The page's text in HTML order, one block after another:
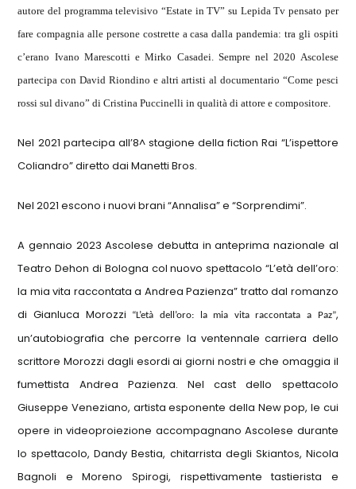
autore del programma televisivo “Estate in TV” su Lepida Tv pensato per
fare compagnia alle persone costrette a casa dalla pandemia: tra gli ospiti
c’erano Ivano Marescotti e Mirko Casadei. Sempre nel 2020 Ascolese
partecipa con David Riondino e altri artisti al documentario “Come pesci
rossi sul divano” di Cristina Puccinelli in qualità di attore e compositore.
Nel 2021 partecipa all’8^ stagione della fiction Rai “L’ispettore
Coliandro” diretto dai Manetti Bros.
Nel 2021 escono i nuovi brani “Annalisa” e “Sorprendimi”.
A gennaio 2023 Ascolese debutta in anteprima nazionale al
Teatro Dehon di Bologna col nuovo spettacolo “L’età dell’oro:
la mia vita raccontata a Andrea Pazienza” tratto dal romanzo
di Gianluca Morozzi “L’età dell’oro: la mia vita raccontata a Paz”,
un’autobiografia che percorre la ventennale carriera dello
scrittore Morozzi dagli esordi ai giorni nostri e che omaggia il
fumettista Andrea Pazienza. Nel cast dello spettacolo
Giuseppe Veneziano, artista esponente della New pop, le cui
opere in videoproiezione accompagnano Ascolese durante
lo spettacolo, Dandy Bestia, chitarrista degli Skiantos, Nicola
Bagnoli e Moreno Spirogi, rispettivamente tastierista e